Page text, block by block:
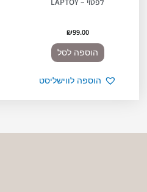
₪99.00
הוספה לסל
הוספה לווישליסט